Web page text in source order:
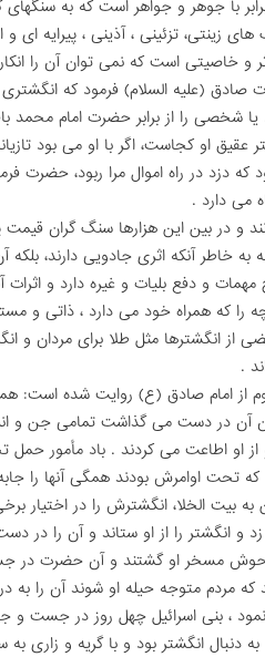
با جوهر و جواهر است که به سنگهاى
زینتى، تزئینى ، آذینى ، پیرایه
و خاصیتى است که نمى توان آن را
(علیه السلام) فرمود که انگشترى
شخصى را از برابر حضرت امام محمد
عقیق او کجاست، اگر با او مى بود
دزد در راه اموال مرا ربود، حضرت
مى دارد .
و در بین این هزارها سنگ گران
به خاطر آنکه اثرى جادویى دارند،
مهمات و دفع بلیات و غیره دارد و
را که همراه خود مى دارد ، ذاتى و
از انگشترها مثل طلا براى مردان و
.
از امام صادق (ع) روایت شده است: همه
آن در دست مى گذاشت تمامى جن
او اطاعت مى کردند . باد مأمور حمل
که تحت اوامرش بودند همگى آنها را
به بیت الخلا، انگشترش را در اختیار
و انگشتر را از او ستاند و آن را
مسخر او گشتند و آن حضرت در
که مردم متوجه حیله او شوند آن را به
نمود ، بنى اسرائیل چهل روز در جست
دنبال انگشتر بود و با گریه و زارى